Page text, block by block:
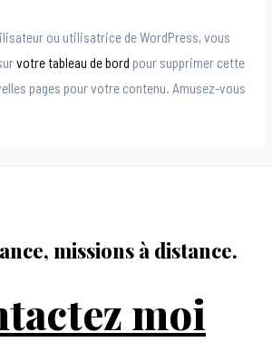
ou utilisatrice de WordPress, vous
votre tableau de bord pour supprimer cette
pages pour votre contenu. Amusez-vous
missions à distance.
moi